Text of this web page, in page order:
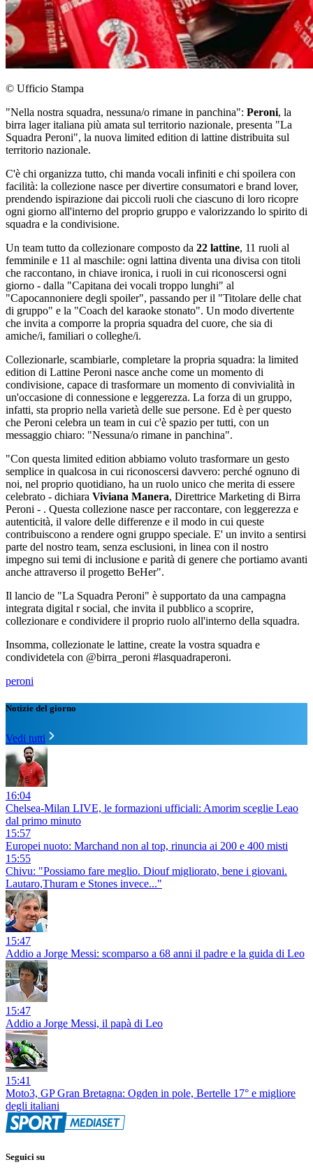
© Ufficio Stampa
"Nella nostra squadra, nessuna/o rimane in panchina": Peroni, la
birra lager italiana più amata sul territorio nazionale, presenta "La
Squadra Peroni", la nuova limited edition di lattine distribuita sul
territorio nazionale.
C'è chi organizza tutto, chi manda vocali infiniti e chi spoilera con
facilità: la collezione nasce per divertire consumatori e brand lover,
prendendo ispirazione dai piccoli ruoli che ciascuno di loro ricopre
ogni giorno all'interno del proprio gruppo e valorizzando lo spirito di
squadra e la condivisione.
Un team tutto da collezionare composto da 22 lattine, 11 ruoli al
femminile e 11 al maschile: ogni lattina diventa una divisa con titoli
che raccontano, in chiave ironica, i ruoli in cui riconoscersi ogni
giorno - dalla "Capitana dei vocali troppo lunghi" al
"Capocannoniere degli spoiler", passando per il "Titolare delle chat
di gruppo" e la "Coach del karaoke stonato". Un modo divertente
che invita a comporre la propria squadra del cuore, che sia di
amiche/i, familiari o colleghe/i.
Collezionarle, scambiarle, completare la propria squadra: la limited
edition di Lattine Peroni nasce anche come un momento di
condivisione, capace di trasformare un momento di convivialità in
un'occasione di connessione e leggerezza. La forza di un gruppo,
infatti, sta proprio nella varietà delle sue persone. Ed è per questo
che Peroni celebra un team in cui c'è spazio per tutti, con un
messaggio chiaro: "Nessuna/o rimane in panchina".
"Con questa limited edition abbiamo voluto trasformare un gesto
semplice in qualcosa in cui riconoscersi davvero: perché ognuno di
noi, nel proprio quotidiano, ha un ruolo unico che merita di essere
celebrato - dichiara Viviana Manera, Direttrice Marketing di Birra
Peroni - . Questa collezione nasce per raccontare, con leggerezza e
autenticità, il valore delle differenze e il modo in cui queste
contribuiscono a rendere ogni gruppo speciale. E' un invito a sentirsi
parte del nostro team, senza esclusioni, in linea con il nostro
impegno sui temi di inclusione e parità di genere che portiamo avanti
anche attraverso il progetto BeHer".
Il lancio de "La Squadra Peroni" è supportato da una campagna
integrata digital r social, che invita il pubblico a scoprire,
collezionare e condividere il proprio ruolo all'interno della squadra.
Insomma, collezionate le lattine, create la vostra squadra e
condividetela con @birra_peroni #lasquadraperoni.
peroni
Notizie del giorno
Vedi tutti
16:04
Chelsea-Milan LIVE, le formazioni ufficiali: Amorim sceglie Leao
dal primo minuto
15:57
Europei nuoto: Marchand non al top, rinuncia ai 200 e 400 misti
15:55
Chivu: "Possiamo fare meglio. Diouf migliorato, bene i giovani.
Lautaro,Thuram e Stones invece..."
15:47
Addio a Jorge Messi: scomparso a 68 anni il padre e la guida di Leo
15:47
Addio a Jorge Messi, il papà di Leo
15:41
Moto3, GP Gran Bretagna: Ogden in pole, Bertelle 17° e migliore
degli italiani
Seguici su